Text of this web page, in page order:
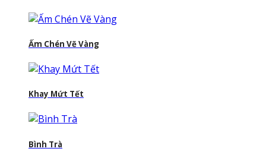
Ấm Chén Vẽ Vàng
Khay Mứt Tết
Bình Trà